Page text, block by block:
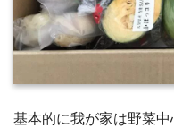
基本的に我が家は野菜中